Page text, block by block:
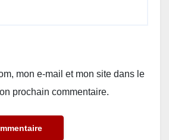
mon e-mail et mon site dans le
prochain commentaire.